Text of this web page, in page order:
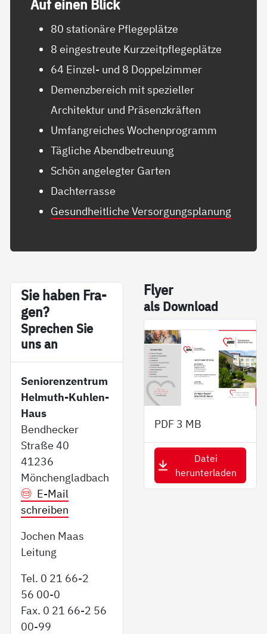
Auf ei­nen Blick
80 stationäre Pflegeplätze
8 eingestreute Kurzzeitpflegeplätze
64 Einzel- und 8 Doppelzimmer
Demenzbereich mit spezieller
Architektur und Präsenzkräften
Umfangreiches Wochenprogramm
Tägliche Abendbetreuung
Schön angelegter Garten
Dachterrasse
Gesundheitliche Versorgungsplanung
Sie ha­ben Fra­
gen?
Sp­re­chen Sie
uns an
Seniorenzentrum
Helmuth-Kuhlen-
Haus
Bendhecker
Straße 40
41236
Mönchengladbach
E-Mail
schreiben
Jochen Maas
Leitung
Tel. 0 21 66-2
56 00-0
Fax. 0 21 66-2 56
00-99
Fly­er
als Down­load
PDF 3 MB
Datei
herunterladen